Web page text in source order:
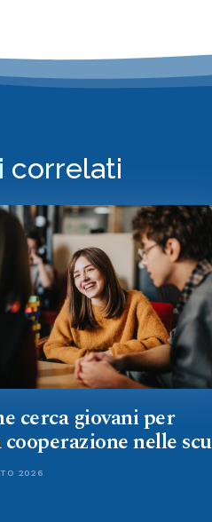
correlati
cerca giovani per
nelle
2026